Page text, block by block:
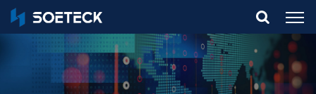
What Are You Looking For?